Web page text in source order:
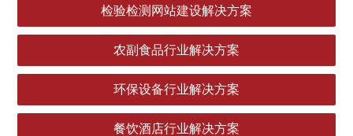
检验检测网站建设解决方案
农副食品行业解决方案
环保设备行业解决方案
餐饮酒店行业解决方案